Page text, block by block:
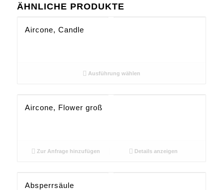
ÄHNLICHE PRODUKTE
Aircone, Candle
Ausführung wählen
Aircone, Flower groß
Zur Anfrage hinzufügen Details anzeigen
Absperrsäule